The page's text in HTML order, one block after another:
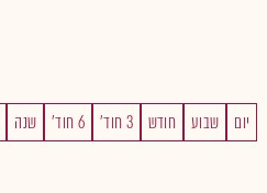
יום שבוע חודש 3 חוד' 6 חוד' שנה